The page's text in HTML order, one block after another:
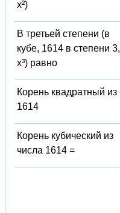
x²)
В третьей степени (в
кубе, 1614 в степени 3,
x³) равно
Корень квадратный из
1614
Корень кубический из
числа 1614 =